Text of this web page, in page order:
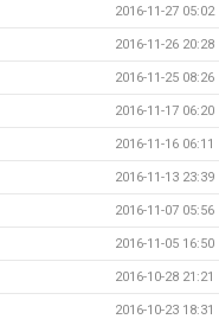
2016-11-27 05:02
2016-11-26 20:28
2016-11-25 08:26
2016-11-17 06:20
2016-11-16 06:11
2016-11-13 23:39
2016-11-07 05:56
2016-11-05 16:50
2016-10-28 21:21
2016-10-23 18:31